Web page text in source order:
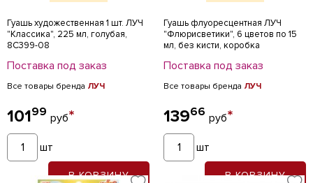
Гуашь художественная 1 шт. ЛУЧ
"Классика", 225 мл, голубая,
8С399-08
Поставка под заказ
Все товары бренда ЛУЧ
10199 руб*
шт
В КОРЗИНУ
Гуашь флуоресцентная ЛУЧ
"Флюрисветики", 6 цветов по 15
мл, без кисти, коробка
Поставка под заказ
Все товары бренда ЛУЧ
13966 руб*
шт
В КОРЗИНУ